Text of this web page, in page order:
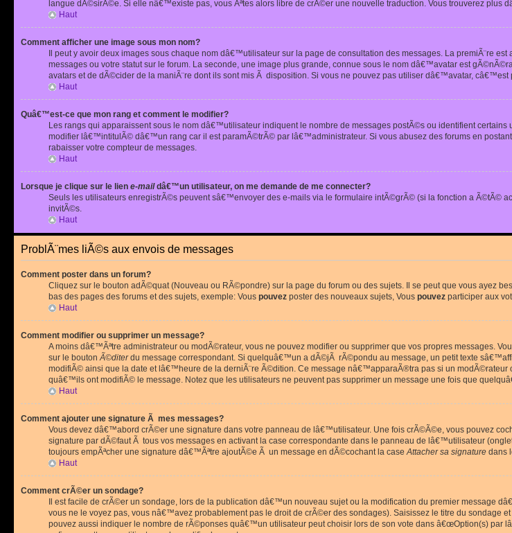
langue dÃ©sirÃ©e. Si elle nâ€™existe pas, vous Ãªtes alors libre de crÃ©er une nouvelle traduction. Vous trouverez plus
Haut
Comment afficher une image sous mon nom?
Il peut y avoir deux images sous chaque nom dâ€™utilisateur sur la page de consultation des messages. La premiÃ¨re
messages ou votre statut sur le forum. La seconde, une image plus grande, connue sous le nom dâ€™avatar est
avatars et de dÃ©cider de la maniÃ¨re dont ils sont mis Ã disposition. Si vous ne pouvez pas utiliser dâ€™avatar,
Haut
Quâ€™est-ce que mon rang et comment le modifier?
Les rangs qui apparaissent sous le nom dâ€™utilisateur indiquent le nombre de messages postÃ©s ou identifient
modifier lâ€™intitulÃ© dâ€™un rang car il est paramÃ©trÃ© par lâ€™administrateur. Si vous abusez des forums en
rabaisser votre compteur de messages.
Haut
Lorsque je clique sur le lien e-maildâ€™un utilisateur, on me demande de me connecter?
Seuls les utilisateurs enregistrÃ©s peuvent sâ€™envoyer des e-mails via le formulaire intÃ©grÃ© (si la fonction a Ã©tÃ©
invitÃ©s.
Haut
ProblÃ¨mes liÃ©s aux envois de messages
Comment poster dans un forum?
Cliquez sur le bouton adÃ©quat (Nouveau ou RÃ©pondre) sur la page du forum ou des sujets. Il se peut que vous ayez
bas des pages des forums et des sujets, exemple: Vous pouvez poster des nouveaux sujets, Vous pouvez participer aux
Haut
Comment modifier ou supprimer un message?
A moins dâ€™Ãªtre administrateur ou modÃ©rateur, vous ne pouvez modifier ou supprimer que vos propres messages.
sur le boutonÃ©diterdu message correspondant. Si quelquâ€™un a dÃ©jÃ rÃ©pondu au message, un petit texte
modifiÃ© ainsi que la date et lâ€™heure de la derniÃ¨re Ã©dition. Ce message nâ€™apparaÃ®tra pas si un
quâ€™ils ont modifiÃ© le message. Notez que les utilisateurs ne peuvent pas supprimer un message une fois que
Haut
Comment ajouter une signature Ã mes messages?
Vous devez dâ€™abord crÃ©er une signature dans votre panneau de lâ€™utilisateur. Une fois crÃ©Ã©e, vous pouvez
signature par dÃ©faut Ã tous vos messages en activant la case correspondante dans le panneau de lâ€™utilisateur
toujours empÃªcher une signature dâ€™Ãªtre ajoutÃ©e Ã un message en dÃ©cochant la caseAttacher sa signature dans
Haut
Comment crÃ©er un sondage?
Il est facile de crÃ©er un sondage, lors de la publication dâ€™un nouveau sujet ou la modification du premier message
vous ne le voyez pas, vous nâ€™avez probablement pas le droit de crÃ©er des sondages). Saisissez le titre du sondage
pouvez aussi indiquer le nombre de rÃ©ponses quâ€™un utilisateur peut choisir lors de son vote dans â€œOption(s) par